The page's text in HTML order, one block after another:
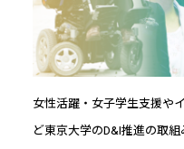
女性活躍・女子学生支援や
ど東京大学のD&I推進の取